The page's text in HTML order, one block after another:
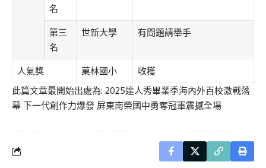
名
第三
名
世新大學 有問題請舉手
人氣獎 菓林國小
收穫
此篇文章最開始出處為: 2025達人秀畢業季海內外百校激戰落
幕 下一代創作力爆發 屏東南榮國中勇奪冠軍震撼全場